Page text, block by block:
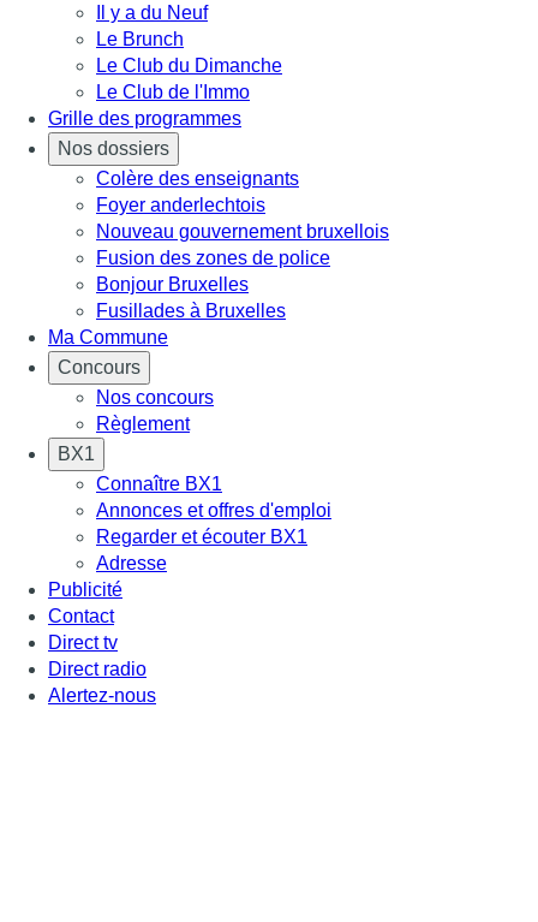
Il y a du Neuf
Le Brunch
Le Club du Dimanche
Le Club de l'Immo
Grille des programmes
Nos dossiers
Colère des enseignants
Foyer anderlechtois
Nouveau gouvernement bruxellois
Fusion des zones de police
Bonjour Bruxelles
Fusillades à Bruxelles
Ma Commune
Concours
Nos concours
Règlement
BX1
Connaître BX1
Annonces et offres d'emploi
Regarder et écouter BX1
Adresse
Publicité
Contact
Direct tv
Direct radio
Alertez-nous